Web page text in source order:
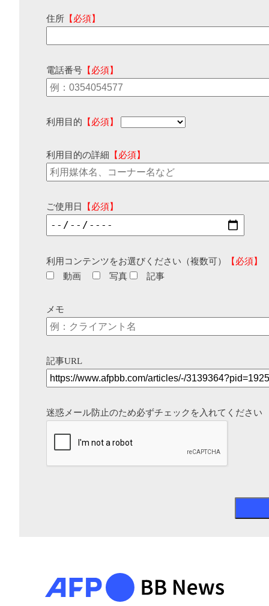
住所 【必須】
電話番号 【必須】
利用目的 【必須】
利用目的の詳細 【必須】
ご使用日 【必須】
利用コンテンツをお選びください（複数可）
【必須】
動画
写真 記事
メモ
記事URL
迷惑メール防止のため必ずチェックを入れてください